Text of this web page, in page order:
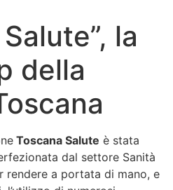
la
della
Toscana Salute è stata
dal settore Sanità
rendere a portata di mano, e